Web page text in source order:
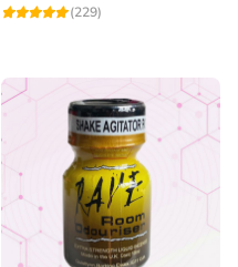
(229)